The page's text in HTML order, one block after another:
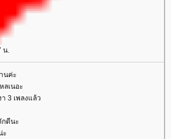
น.
นค่ะ
ลเนอะ
า 3 เพลงแล้ว
กดีนะ
ะ